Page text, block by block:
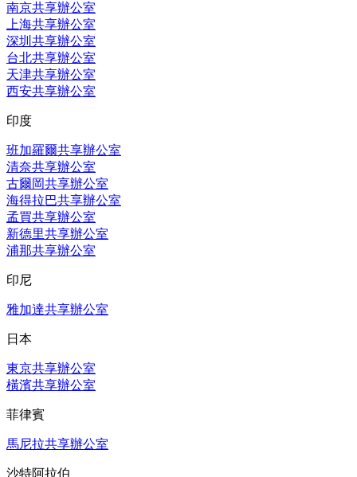
南京共享辦公室
上海共享辦公室
深圳共享辦公室
台北共享辦公室
天津共享辦公室
西安共享辦公室
印度
班加羅爾共享辦公室
清奈共享辦公室
古爾岡共享辦公室
海得拉巴共享辦公室
孟買共享辦公室
新德里共享辦公室
浦那共享辦公室
印尼
雅加達共享辦公室
日本
東京共享辦公室
橫濱共享辦公室
菲律賓
馬尼拉共享辦公室
沙特阿拉伯